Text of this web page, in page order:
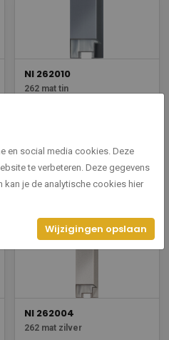
NI 262010
262 mat tin
Bekijken
NI 262004
262 mat zilver
en social media cookies. Deze
te verbeteren. Deze gegevens
kan je de analytische cookies hier
Wijzigingen opslaan